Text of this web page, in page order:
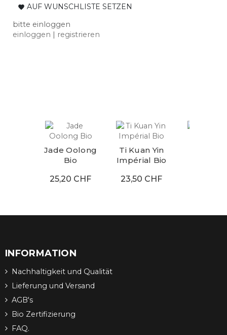
favorite AUF WUNSCHLISTE SETZEN
bitte einloggen
einloggen | registrieren
Jade Oolong
Bio
25,20 CHF
Ti Kuan Yin
Impérial Bio
23,50 CHF
INFORMATION
Nachhaltigkeit und Qualität
Lieferung und Versand
AGB's
Bio Zertifizierung
FAQ.